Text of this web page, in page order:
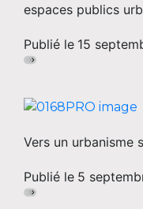
espaces publics
Publié le 15
Vers un urbanisme
Publié le 5